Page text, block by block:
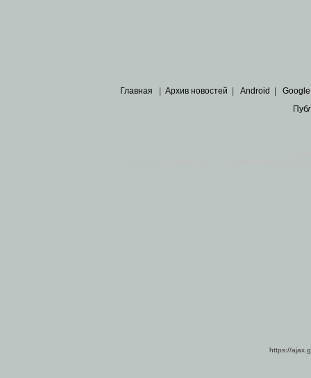
Главная | Архив новостей | Android | Google
https://